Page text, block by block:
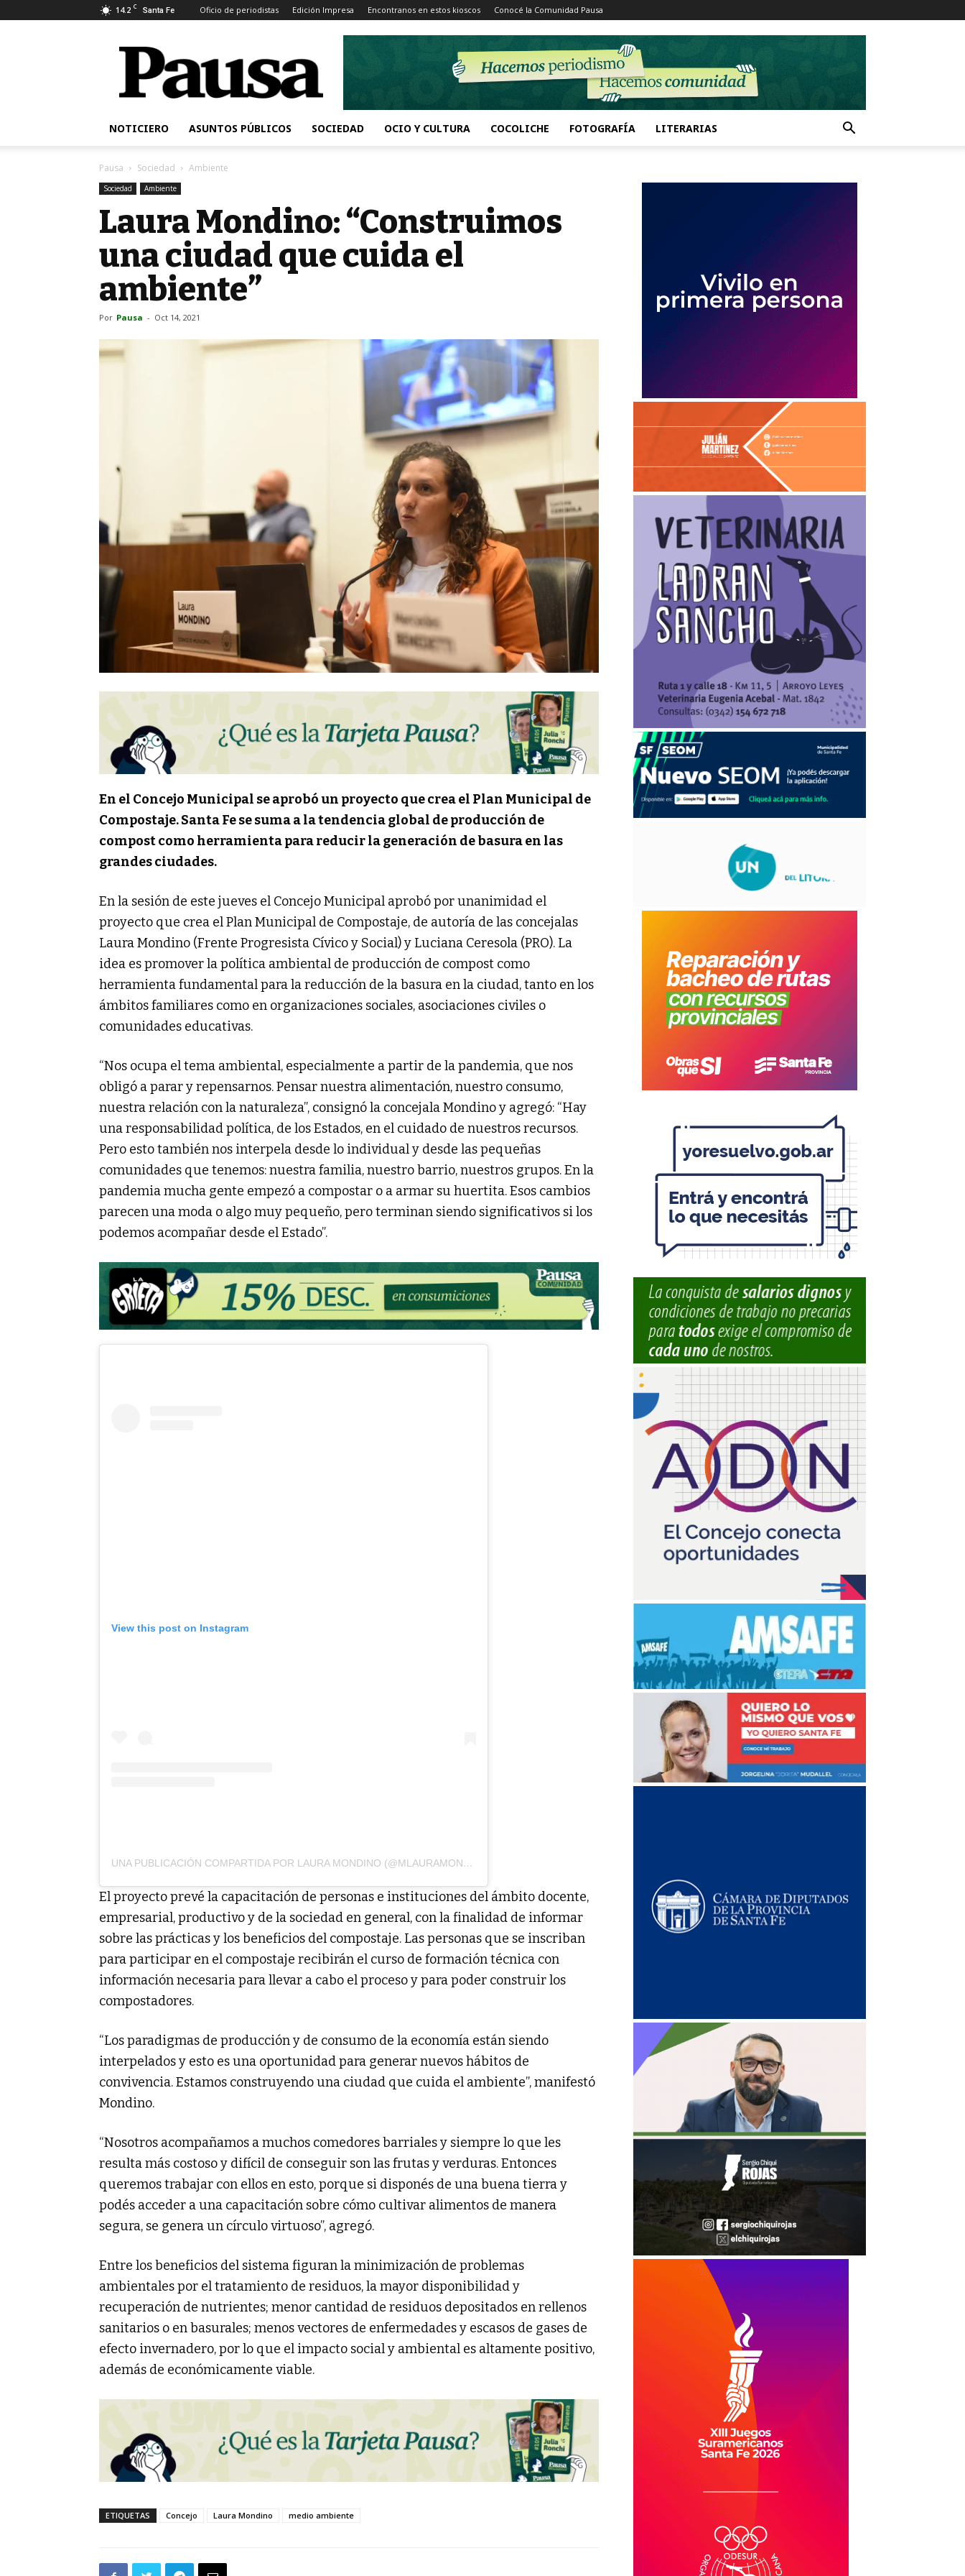
14.2 C Santa Fe Oficio de periodistas Edición Impresa Encontranos en estos kioscos Conocé la Comunidad Pausa
Pausa
NOTICIERO ASUNTOS PÚBLICOS SOCIEDAD OCIO Y CULTURA COCOLICHE FOTOGRAFÍA LITERARIAS
Pausa Sociedad Ambiente
Sociedad Ambiente
Laura Mondino: “Construimos
una ciudad que cuida el
ambiente”
Por Pausa - Oct 14, 2021
En el Concejo Municipal se aprobó un proyecto que crea el Plan Municipal de
Compostaje. Santa Fe se suma a la tendencia global de producción de
compost como herramienta para reducir la generación de basura en las
grandes ciudades.
En la sesión de este jueves el Concejo Municipal aprobó por unanimidad el
proyecto que crea el Plan Municipal de Compostaje, de autoría de las concejalas
Laura Mondino (Frente Progresista Cívico y Social) y Luciana Ceresola (PRO). La
idea es promover la política ambiental de producción de compost como
herramienta fundamental para la reducción de la basura en la ciudad, tanto en los
ámbitos familiares como en organizaciones sociales, asociaciones civiles o
comunidades educativas.
“Nos ocupa el tema ambiental, especialmente a partir de la pandemia, que nos
obligó a parar y repensarnos. Pensar nuestra alimentación, nuestro consumo,
nuestra relación con la naturaleza”, consignó la concejala Mondino y agregó: “Hay
una responsabilidad política, de los Estados, en el cuidado de nuestros recursos.
Pero esto también nos interpela desde lo individual y desde las pequeñas
comunidades que tenemos: nuestra familia, nuestro barrio, nuestros grupos. En la
pandemia mucha gente empezó a compostar o a armar su huertita. Esos cambios
parecen una moda o algo muy pequeño, pero terminan siendo significativos si los
podemos acompañar desde el Estado”.
View this post on Instagram
UNA PUBLICACIÓN COMPARTIDA POR LAURA MONDINO (@MLAURAMONDINO)
El proyecto prevé la capacitación de personas e instituciones del ámbito docente,
empresarial, productivo y de la sociedad en general, con la finalidad de informar
sobre las prácticas y los beneficios del compostaje. Las personas que se inscriban
para participar en el compostaje recibirán el curso de formación técnica con
información necesaria para llevar a cabo el proceso y para poder construir los
compostadores.
“Los paradigmas de producción y de consumo de la economía están siendo
interpelados y esto es una oportunidad para generar nuevos hábitos de
convivencia. Estamos construyendo una ciudad que cuida el ambiente”, manifestó
Mondino.
“Nosotros acompañamos a muchos comedores barriales y siempre lo que les
resulta más costoso y difícil de conseguir son las frutas y verduras. Entonces
queremos trabajar con ellos en esto, porque si disponés de una buena tierra y
podés acceder a una capacitación sobre cómo cultivar alimentos de manera
segura, se genera un círculo virtuoso”, agregó.
Entre los beneficios del sistema figuran la minimización de problemas
ambientales por el tratamiento de residuos, la mayor disponibilidad y
recuperación de nutrientes; menor cantidad de residuos depositados en rellenos
sanitarios o en basurales; menos vectores de enfermedades y escasos de gases de
efecto invernadero, por lo que el impacto social y ambiental es altamente positivo,
además de económicamente viable.
ETIQUETAS Concejo Laura Mondino medio ambiente